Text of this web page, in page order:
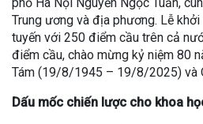
Trung ương và địa phương. Lễ
tuyến với 250 điểm cầu trên cả
điểm cầu, chào mừng kỷ niệm 80
Tám (19/8/1945 – 19/8/2025) và
Dấu mốc chiến lược cho khoa